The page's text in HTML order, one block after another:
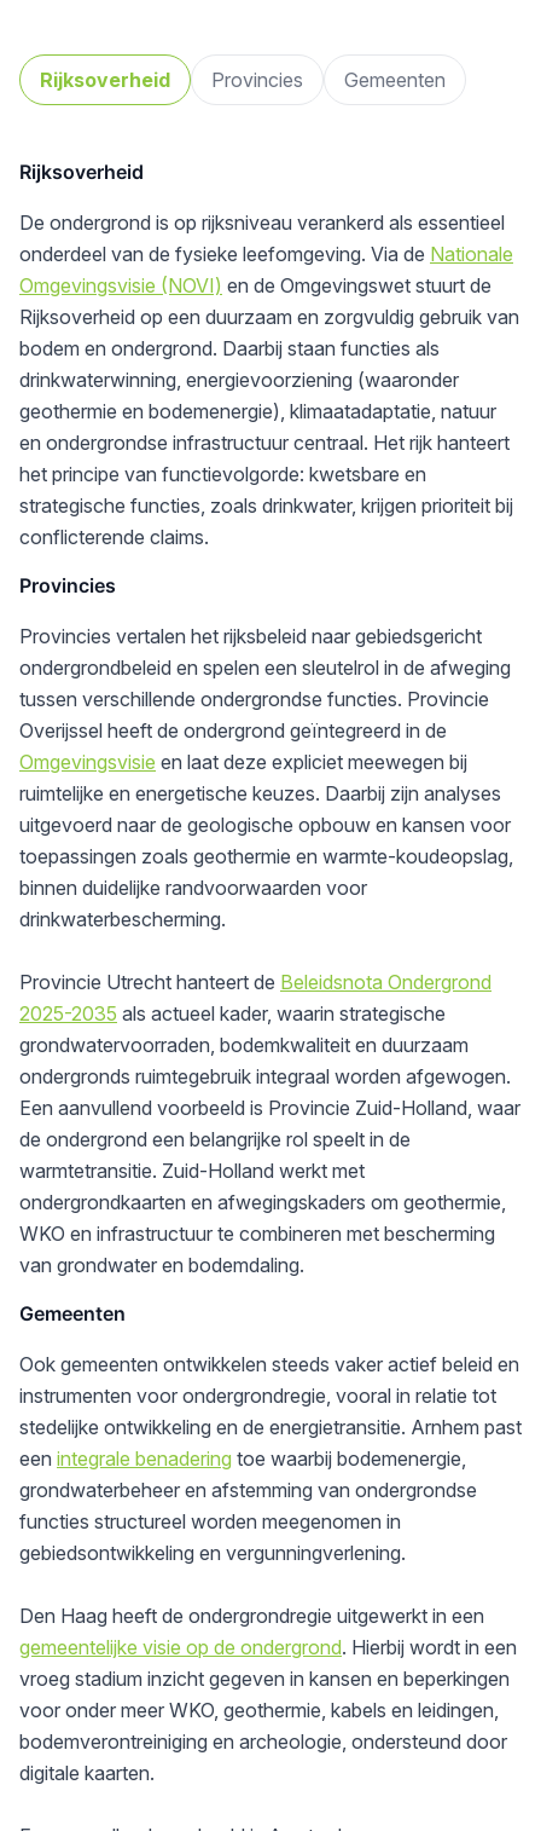
Rijksoverheid Provincies Gemeenten
Rijksoverheid
De ondergrond is op rijksniveau verankerd als essentieel
onderdeel van de fysieke leefomgeving. Via de Nationale
Omgevingsvisie (NOVI) en de Omgevingswet stuurt de
Rijksoverheid op een duurzaam en zorgvuldig gebruik van
bodem en ondergrond. Daarbij staan functies als
drinkwaterwinning, energievoorziening (waaronder
geothermie en bodemenergie), klimaatadaptatie, natuur
en ondergrondse infrastructuur centraal. Het rijk hanteert
het principe van functievolgorde: kwetsbare en
strategische functies, zoals drinkwater, krijgen prioriteit bij
conflicterende claims.
Provincies
Provincies vertalen het rijksbeleid naar gebiedsgericht
ondergrondbeleid en spelen een sleutelrol in de afweging
tussen verschillende ondergrondse functies. Provincie
Overijssel heeft de ondergrond geïntegreerd in de
Omgevingsvisie en laat deze expliciet meewegen bij
ruimtelijke en energetische keuzes. Daarbij zijn analyses
uitgevoerd naar de geologische opbouw en kansen voor
toepassingen zoals geothermie en warmte-koudeopslag,
binnen duidelijke randvoorwaarden voor
drinkwaterbescherming.
Provincie Utrecht hanteert de Beleidsnota Ondergrond
2025-2035 als actueel kader, waarin strategische
grondwatervoorraden, bodemkwaliteit en duurzaam
ondergronds ruimtegebruik integraal worden afgewogen.
Een aanvullend voorbeeld is Provincie Zuid-Holland , waar
de ondergrond een belangrijke rol speelt in de
warmtetransitie. Zuid-Holland werkt met
ondergrondkaarten en afwegingskaders om geothermie,
WKO en infrastructuur te combineren met bescherming
van grondwater en bodemdaling.
Gemeenten
Ook gemeenten ontwikkelen steeds vaker actief beleid en
instrumenten voor ondergrondregie, vooral in relatie tot
stedelijke ontwikkeling en de energietransitie. Arnhem past
een integrale benadering toe waarbij bodemenergie,
grondwaterbeheer en afstemming van ondergrondse
functies structureel worden meegenomen in
gebiedsontwikkeling en vergunningverlening.
Den Haag heeft de ondergrondregie uitgewerkt in een
gemeentelijke visie op de ondergrond. Hierbij wordt in een
vroeg stadium inzicht gegeven in kansen en beperkingen
voor onder meer WKO, geothermie, kabels en leidingen,
bodemverontreiniging en archeologie, ondersteund door
digitale kaarten.